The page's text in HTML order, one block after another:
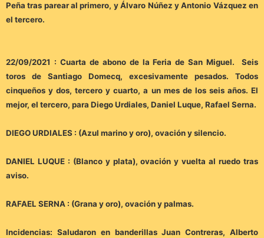
Peña tras parear al primero, y Álvaro Núñez y Antonio Vázquez en
el tercero.
22/09/2021 : Cuarta de abono de la Feria de San Miguel. Seis
toros de Santiago Domecq, excesivamente pesados. Todos
cinqueños y dos, tercero y cuarto, a un mes de los seis años. El
mejor, el tercero, para Diego Urdiales, Daniel Luque, Rafael Serna.
DIEGO URDIALES : (Azul marino y oro), ovación y silencio.
DANIEL LUQUE : (Blanco y plata), ovación y vuelta al ruedo tras
aviso.
RAFAEL SERNA : (Grana y oro), ovación y palmas.
Incidencias: Saludaron en banderillas Juan Contreras, Alberto